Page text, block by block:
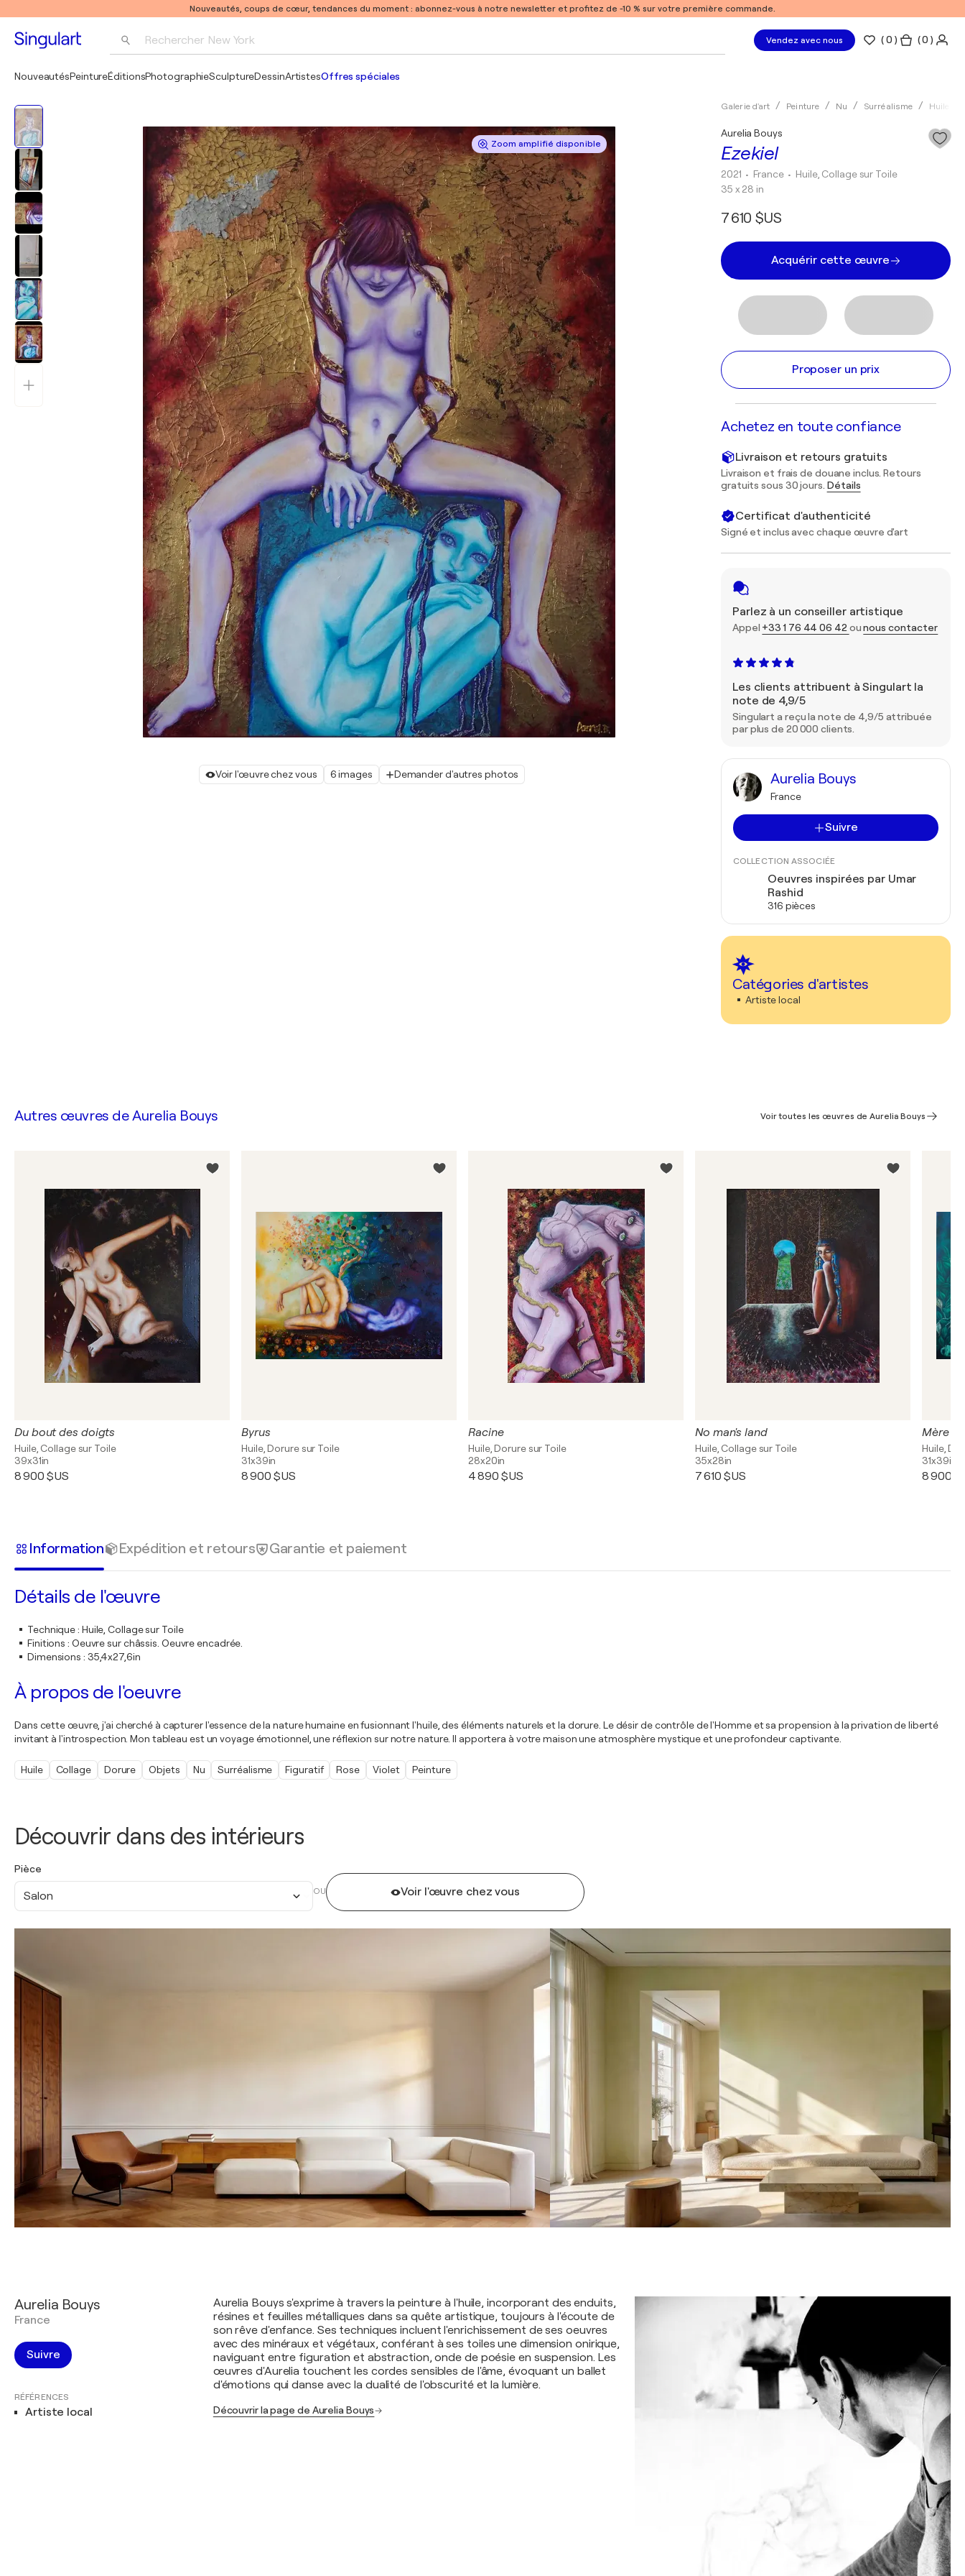
Nouveautés, coups de cœur, tendances du moment : abonnez-vous à notre newsletter et profitez de -10 % sur votre première commande.
Rechercher New York
Pablo Picasso
Vendez avec nous (0 ) ( 0 )
NouveautésPeintureÉditionsPhotographieSculptureDessinArtistesOffres spéciales
Zoom amplifié disponible
Voir l'œuvre chez vous 6 images Demander d'autres photos
Galerie d'art Peinture Nu Surréalisme Huile
Ezekiel
Aurelia Bouys
2021 • France • Huile, Collage sur Toile
35 x 28 in
7 610 $US
Acquérir cette œuvre
Proposer un prix
Achetez en toute confiance
Livraison et retours gratuits
Livraison et frais de douane inclus. Retours
gratuits sous 30 jours. Détails
Certificat d'authenticité
Signé et inclus avec chaque œuvre d'art
Parlez à un conseiller artistique
Appel +33 1 76 44 06 42 ounous contacter
Les clients attribuent à Singulart la
note de 4,9/5
Singulart a reçu la note de 4,9/5 attribuée
par plus de 20 000 clients.
Aurelia Bouys
France
Suivre
COLLECTION ASSOCIÉE
Oeuvres inspirées par Umar
Rashid
316 pièces
Catégories d'artistes
Artiste local
Découvrir dans des intérieurs
Pièce
Salon OU Voir l'œuvre chez vous
Autres œuvres deAurelia Bouys Voir toutes les œuvres de Aurelia Bouys
Du bout des doigts
Huile, Collage sur Toile
39x31in
8 900 $US
Byrus
Huile, Dorure sur Toile
31x39in
8 900 $US
Racine
Huile, Dorure sur Toile
28x20in
4 890 $US
No man's land
Huile, Collage sur Toile
35x28in
7 610 $US
Mère
Huile,
31x39in
8 900
Information Expédition et retours Garantie et paiement
Détails de l'œuvre
Technique: Huile, Collage sur Toile
Finitions : Oeuvre sur châssis. Oeuvre encadrée.
Dimensions : 35,4x27,6in
À propos de l'oeuvre
Dans cette œuvre, j'ai cherché à capturer l'essence de la nature humaine en fusionnant l'huile, des éléments naturels et la dorure. Le désir de contrôle de l'Homme et sa propension à la privation de liberté
invitant à l'introspection. Mon tableau est un voyage émotionnel, une réflexion sur notre nature. Il apportera à votre maison une atmosphère mystique et une profondeur captivante.
Huile Collage Dorure Objets Nu Surréalisme Figuratif Rose Violet Peinture
Aurelia Bouys
France
Suivre
RÉFÉRENCES
Artiste local
Aurelia Bouys s'exprime à travers la peinture à l'huile, incorporant des enduits,
résines et feuilles métalliques dans sa quête artistique, toujours à l'écoute de
son rêve d'enfance. Ses techniques incluent l'enrichissement de ses oeuvres
avec des minéraux et végétaux, conférant à ses toiles une dimension onirique,
naviguant entre figuration et abstraction, onde de poésie en suspension. Les
œuvres d'Aurelia touchent les cordes sensibles de l'âme, évoquant un ballet
d'émotions qui danse avec la dualité de l'obscurité et la lumière.
Découvrir la page de Aurelia Bouys